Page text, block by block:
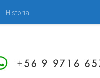
Historia